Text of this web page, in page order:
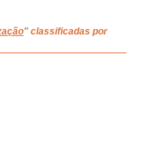
" classificadas por